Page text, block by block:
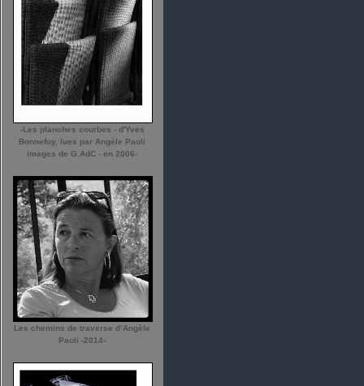
-Les planches courbes - d'Yves
Bonnefoy, lues par Angèle Paoli
images de G.AdC - en 2006-
Les chemins de traverse d’Angèle
Paoli -2014-